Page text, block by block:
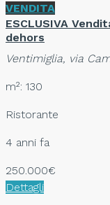
VENDITA
ESCLUSIVA
dehors
Ventimiglia, via
m²: 130
Ristorante
4 anni fa
250.000€
Dettagli